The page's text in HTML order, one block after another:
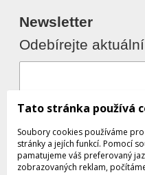
Newsletter
Odebírejte
Souhlasím s
Odebrat
Tato stránka používá
Soubory cookies používáme
stránky a jejích funkcí. Pomocí
pamatujeme váš preferovaný
zobrazovaných reklam,